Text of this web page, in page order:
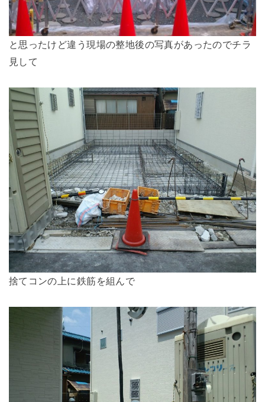
と思ったけど違う現場の整地後の写真があったのでチラ
見して
捨てコンの上に鉄筋を組んで